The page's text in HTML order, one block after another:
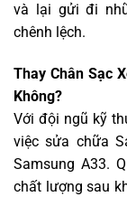
và lại gửi đi
chênh lệch.
Thay Chân Sạc
Không?
Với đội ngũ kỹ
việc sửa chữa
Samsung A33.
chất lượng sau